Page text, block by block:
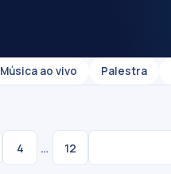
Música ao vivo Palestra
4 … 12